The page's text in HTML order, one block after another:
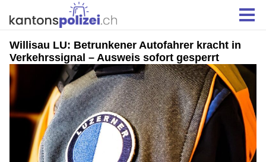
Willisau LU: Betrunkener Autofahrer kracht in
Verkehrssignal – Ausweis sofort gesperrt